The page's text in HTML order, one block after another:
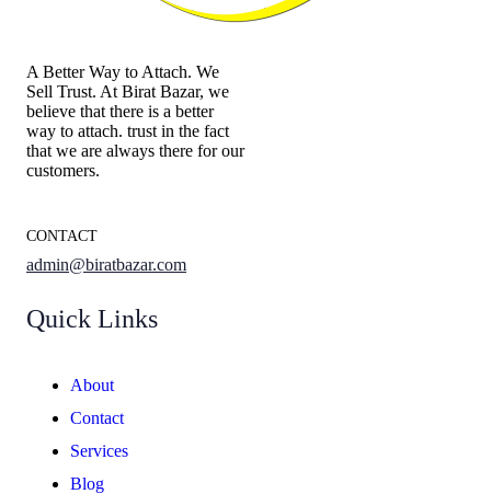
A Better Way to Attach. We
Sell Trust. At Birat Bazar, we
believe that there is a better
way to attach. trust in the fact
that we are always there for our
customers.
CONTACT
admin@biratbazar.com
Quick Links
About
Contact
Services
Blog